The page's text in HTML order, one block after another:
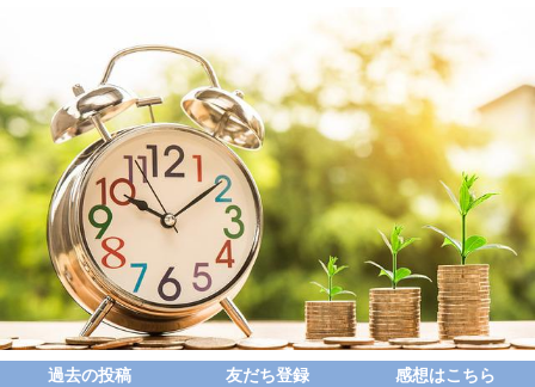
過去の投稿 友だち登録 感想はこちら